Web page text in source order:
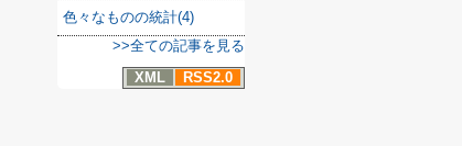
色々なものの統計(4)
>>全ての記事を見る
XML
RSS2.0